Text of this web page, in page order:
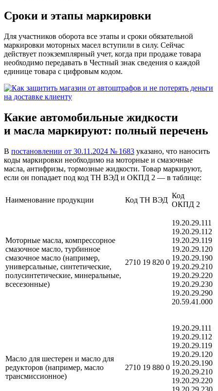
Сроки и этапы маркировки
Для участников оборота все этапы и сроки обязательной
маркировки моторных масел вступили в силу. Сейчас
действует поэкземплярный учет, когда при продаже товара
необходимо передавать в Честный знак сведения о каждой
единице товара с цифровым кодом.
Какие автомобильные жидкости
и масла маркируют: полный перечень
В постановлении от 30.11.2024 № 1683 указано, что наносить
коды маркировки необходимо на моторные и смазочные
масла, антифризы, тормозные жидкости. Товар маркируют,
если он попадает под код ТН ВЭД и ОКПД 2 — в таблице:
Наименование продукции Код ТН ВЭД
Код
ОКПД 2
Моторные масла, компрессорное
смазочное масло, турбинное
смазочное масло (например,
универсальные, синтетические,
полусинтетические, минеральные,
всесезонные)
2710 19 820 0
19.20.29.111
19.20.29.112
19.20.29.119
19.20.29.120
19.20.29.190
19.20.29.210
19.20.29.220
19.20.29.230
19.20.29.290
20.59.41.000
Масло для шестерен и масло для
редукторов (например, масло
трансмиссионное)
2710 19 880 0
19.20.29.111
19.20.29.112
19.20.29.119
19.20.29.120
19.20.29.190
19.20.29.210
19.20.29.220
19.20.29.230